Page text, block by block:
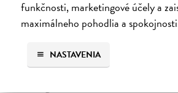
funkčnosti, marketingové účely a
maximálneho pohodlia a
NASTAVENIA